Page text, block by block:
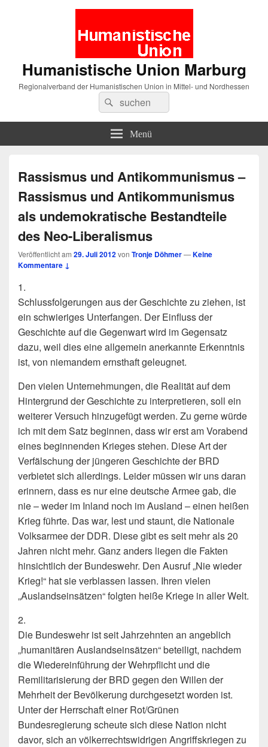
Humanistische Union Marburg
Regionalverband der Humanistischen Union in Mittel- und Nordhessen
Suche
nach:
Suchen
Menü
Rassismus und Antikommunismus –
Rassismus und Antikommunismus
als undemokratische Bestandteile
des Neo-Liberal­ismus
Veröffentlicht am 29. Juli 2012von Tronje Döhmer—Keine
Kommentare ↓
1.
Schlussfolgerungen aus der Geschichte zu ziehen, ist
ein schwieriges Un­terfangen. Der Einfluss der
Geschichte auf die Gegenwart wird im Gegensatz
dazu, weil dies eine allgemein anerkannte Erkenntnis
ist, von niemandem ernsthaft geleug­net.
Den vielen Unternehmungen, die Realität auf dem
Hintergrund der Geschichte zu in­terpretieren, soll ein
weiterer Versuch hinzugefügt werden. Zu gerne würde
ich mit dem Satz beginnen, dass wir erst am Vorabend
eines beginnenden Krieges stehen. Diese Art der
Verfälschung der jüngeren Geschichte der BRD
verbietet sich aller­dings. Leider müssen wir uns daran
erinnern, dass es nur eine deutsche Armee gab, die
nie – weder im In­land noch im Ausland – einen heißen
Krieg führte. Das war, lest und staunt, die Na­tionale
Volksarmee der DDR. Diese gibt es seit mehr als 20
Jahren nicht mehr. Ganz anders liegen die Fakten
hinsichtlich der Bundeswehr. Den Ausruf „Nie wieder
Krieg!“ hat sie verblassen lassen. Ihren vielen
„Auslandseinsätzen“ folg­ten heiße Kriege in aller Welt.
2.
Die Bundeswehr ist seit Jahrzehnten an angeblich
„humanitären Auslandseinsätzen“ beteiligt, nachdem
die Wiedereinführung der Wehrpflicht und die
Remilitarisierung der BRD gegen den Willen der
Mehrheit der Bevölkerung durchgesetzt worden ist.
Unter der Herrschaft einer Rot/Grünen
Bundesregierung scheute sich diese Nation nicht
davor, sich an völkerrechtswidrigen Angriffskriegen zu